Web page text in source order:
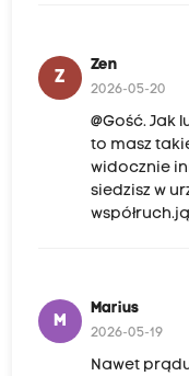
Z
Zen
2026-05-20
@Gość. Jak
to masz
widocznie
siedzisz w
M
Marius
2026-05-19
Nawet